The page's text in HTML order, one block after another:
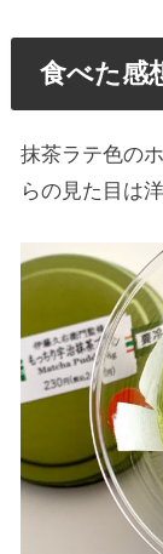
食べた感
抹茶ラテ色の
らの見た目は洋